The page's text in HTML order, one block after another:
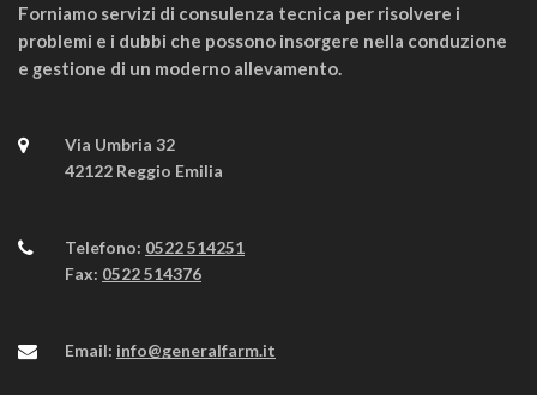
Forniamo servizi di consulenza tecnica per risolvere i
problemi e i dubbi che possono insorgere nella conduzione
e gestione di un moderno allevamento.
Via Umbria 32
42122 Reggio Emilia
Telefono: 0522 514251
Fax: 0522 514376
Email: info@generalfarm.it